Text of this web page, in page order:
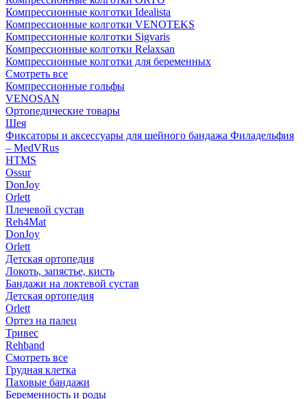
Компрессионные колготки Idealista
Компрессионные колготки VENOTEKS
Компрессионные колготки Sigvaris
Компрессионные колготки Relaxsan
Компрессионные колготки для беременных
Смотреть все
Компрессионные гольфы
VENOSAN
Ортопедические товары
Шея
Фиксаторы и аксессуары для шейного бандажа Филадельфия
– MedVRus
HTMS
Ossur
DonJoy
Orlett
Плечевой сустав
Reh4Mat
DonJoy
Orlett
Детская ортопедия
Локоть, запястье, кисть
Бандажи на локтевой сустав
Детская ортопедия
Orlett
Ортез на палец
Тривес
Rehband
Смотреть все
Грудная клетка
Паховые бандажи
Беременность и роды